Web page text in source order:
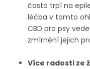
často trpí na
léčba v tomto
CBD pro psy
zmírnění jejich
Více radosti ze